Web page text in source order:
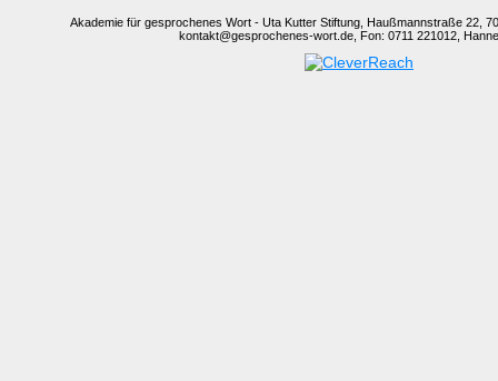
Akademie für gesprochenes Wort - Uta Kutter Stiftung, Haußmannstraße 22,
kontakt@gesprochenes-wort.de, Fon: 0711 221012,